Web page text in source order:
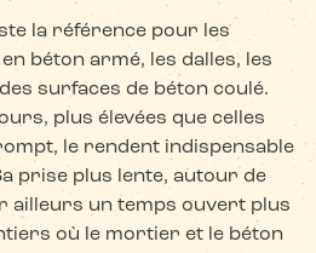
la référence pour les
béton armé, les dalles, les
surfaces de béton coulé.
plus élevées que celles
le rendent indispensable
prise plus lente, autour de
ailleurs un temps ouvert plus
où le mortier et le béton